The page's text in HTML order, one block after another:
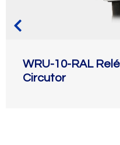
WRU-10-RAL
Circutor